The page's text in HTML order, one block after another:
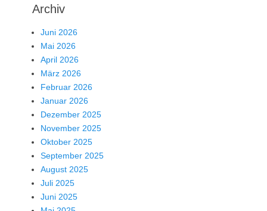
Archiv
Juni 2026
Mai 2026
April 2026
März 2026
Februar 2026
Januar 2026
Dezember 2025
November 2025
Oktober 2025
September 2025
August 2025
Juli 2025
Juni 2025